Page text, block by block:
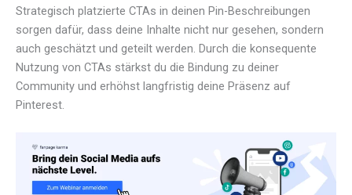
Strategisch platzierte CTAs in deinen Pin-Beschreibungen
sorgen dafür, dass deine Inhalte nicht nur gesehen, sondern
auch geschätzt und geteilt werden. Durch die konsequente
Nutzung von CTAs stärkst du die Bindung zu deiner
Community und erhöhst langfristig deine Präsenz auf
Pinterest.